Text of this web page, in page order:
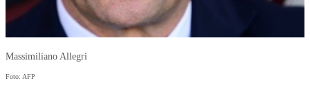
Massimiliano Allegri
Foto: AFP